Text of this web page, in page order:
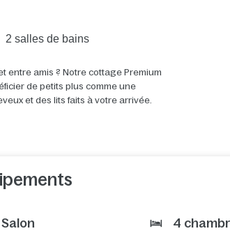
2 salles de bains
entre amis ? Notre cottage Premium
de petits plus comme une
et des lits faits à votre arrivée.
Salon 4